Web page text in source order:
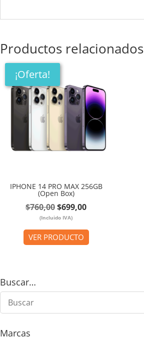
Productos relacionados
¡Oferta!
IPHONE 14 PRO MAX 256GB
(Open Box)
$760,00El
precio
original
era:
$699,00El
actual
es:
(Incluido IVA)
VER PRODUCTO
Buscar…
Marcas